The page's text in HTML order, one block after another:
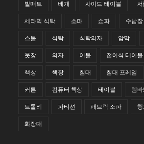
발매트 베개 사이드 테이블 서
세라믹 식탁 소파 쇼파 수납장
스툴 식탁 식탁의자 암막
옷장 의자 이불 접이식 테이블
책상 책장 침대 침대 프레임
커튼 컴퓨터 책상 테이블 템바
트롤리 파티션 패브릭 소파 행
화장대